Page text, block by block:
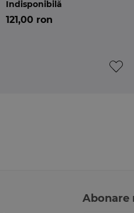
de Stiinte Juridice
121,00 ron
Indisponibilă
Abonare